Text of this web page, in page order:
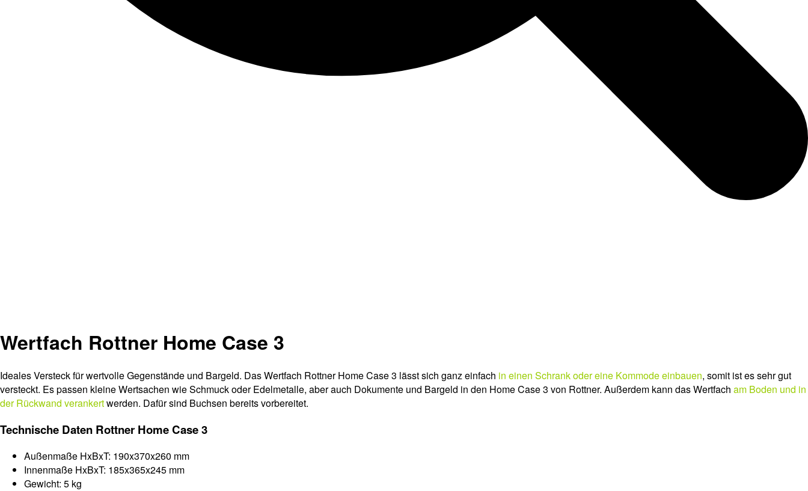
Wertfach Rottner Home Case 3
Ideales Versteck für wertvolle Gegenstände und Bargeld. Das Wertfach Rottner Home Case 3 lässt sich ganz einfach in einen Schrank oder eine Kommode einbauen, somit ist es sehr gut
versteckt. Es passen kleine Wertsachen wie Schmuck oder Edelmetalle, aber auch Dokumente und Bargeld in den Home Case 3 von Rottner. Außerdem kann das Wertfach am Boden und in
der Rückwand verankertwerden. Dafür sind Buchsen bereits vorbereitet.
Technische Daten Rottner Home Case 3
Außenmaße HxBxT: 190x370x260 mm
Innenmaße HxBxT: 185x365x245 mm
Gewicht: 5 kg